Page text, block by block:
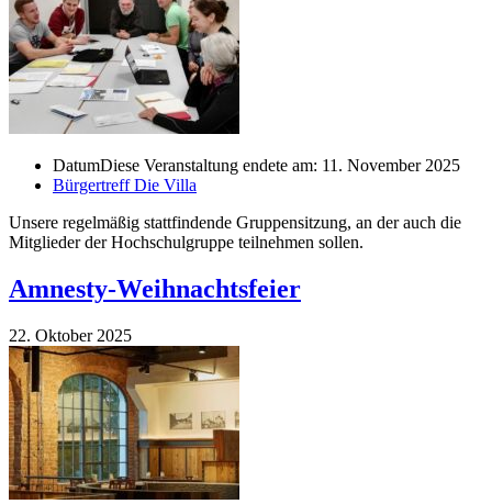
DatumDiese Veranstaltung endete am: 11. November 2025
Bürgertreff Die Villa
Unsere regelmäßig stattfindende Gruppensitzung, an der auch die
Mitglieder der Hochschulgruppe teilnehmen sollen.
Amnesty-Weihnachtsfeier
22. Oktober 2025